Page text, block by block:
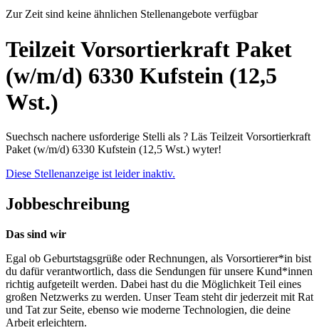
Zur Zeit sind keine ähnlichen Stellenangebote verfügbar
Teilzeit Vorsortierkraft Paket
(w/m/d) 6330 Kufstein (12,5
Wst.)
Suechsch nachere usforderige Stelli als ? Läs Teilzeit Vorsortierkraft
Paket (w/m/d) 6330 Kufstein (12,5 Wst.) wyter!
Diese Stellenanzeige ist leider inaktiv.
Jobbeschreibung
Das sind wir
Egal ob Geburtstagsgrüße oder Rechnungen, als Vorsortierer*in bist
du dafür verantwortlich, dass die Sendungen für unsere Kund*innen
richtig aufgeteilt werden. Dabei hast du die Möglichkeit Teil eines
großen Netzwerks zu werden. Unser Team steht dir jederzeit mit Rat
und Tat zur Seite, ebenso wie moderne Technologien, die deine
Arbeit erleichtern.